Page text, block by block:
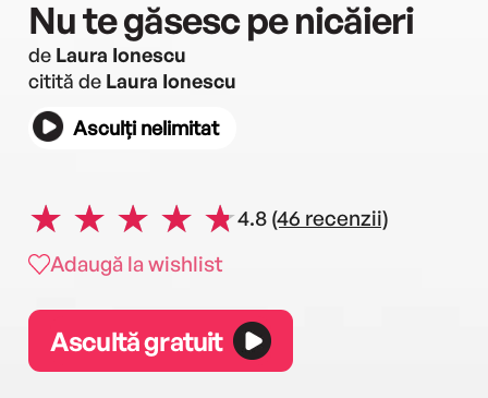
Nu te găsesc pe nicăieri
de Laura Ionescu
citită de Laura Ionescu
Asculți nelimitat
4.8 (46 recenzii)
Adaugă la wishlist
Ascultă gratuit